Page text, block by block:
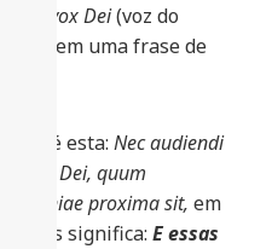
vox Dei(voz do
780 em uma frase de
é esta: Nec audiendi
vox Dei, quum
insaniae proxima sit, em
significa: E essas